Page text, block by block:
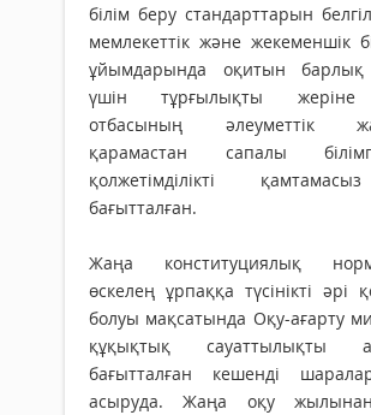
білім беру стандарттарын
мемлекеттік және жекеменшік
ұйымдарында оқитын барлық
үшін тұрғылықты жеріне
отбасының әлеуметтік
қарамастан сапалы
қолжетімділікті
бағытталған.
Жаңа конституциялық
өскелең ұрпаққа түсінікті әрі
болуы мақсатында Оқу-ағарту
құқықтық сауаттылықты
бағытталған кешенді
асыруда. Жаңа оқу